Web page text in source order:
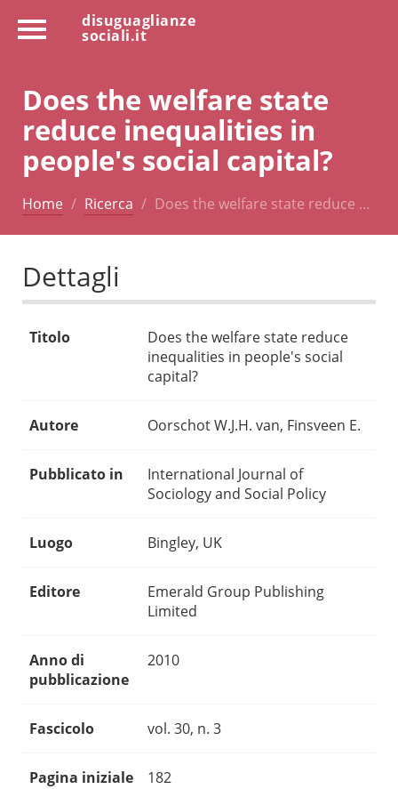
disuguaglianze
sociali.it
Does the welfare state
reduce inequalities in
people's social capital?
Home Ricerca Does the welfare state reduce …
Dettagli
Titolo
Does the welfare state reduce
inequalities in people's social
capital?
Autore Oorschot W.J.H. van, Finsveen E.
Pubblicato in
International Journal of
Sociology and Social Policy
Luogo Bingley, UK
Editore
Emerald Group Publishing
Limited
Anno di
pubblicazione
2010
Fascicolo vol. 30, n. 3
Pagina iniziale 182